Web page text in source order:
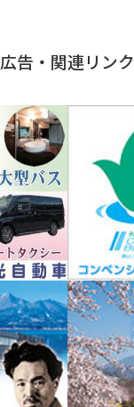
広告・関連リンク